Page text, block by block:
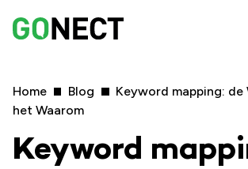
Home Blog
Keyword mapping: de
het Waarom
Keyword